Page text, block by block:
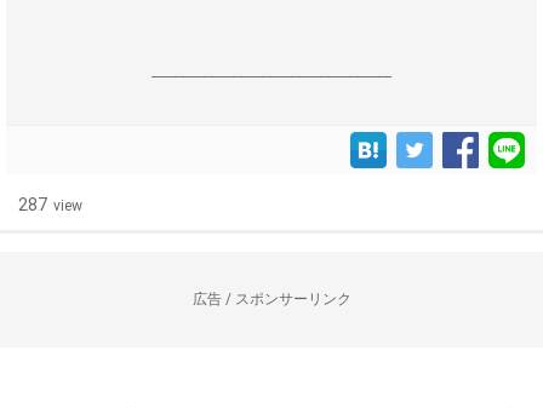
------------------------------------------------------------------
287 view
広告 / スポンサーリンク